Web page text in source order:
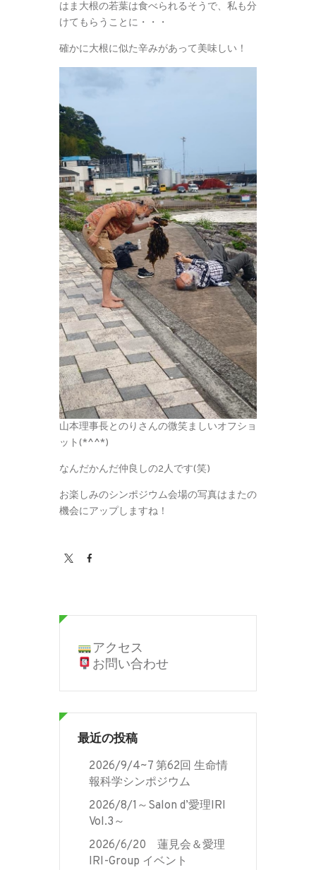
はま大根の若葉は食べられるそうで、私も分
けてもらうことに・・・
確かに大根に似た辛みがあって美味しい！
山本理事長とのりさんの微笑ましいオフショ
ット(*^^*)
なんだかんだ仲良しの2人です(笑)
お楽しみのシンポジウム会場の写真はまたの
機会にアップしますね！
アクセス
お問い合わせ
最近の投稿
2026/9/4~7 第62回 生命情
報科学シンポジウム
2026/8/1～Salon d’愛理IRI
Vol.3～
2026/6/20 蓮見会＆愛理
IRI-Group イベント